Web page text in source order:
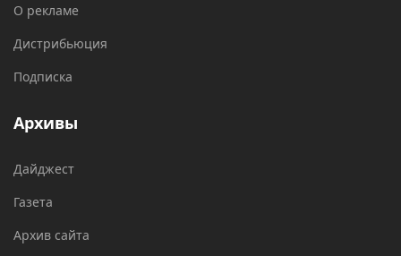
О рекламе
Дистрибьюция
Подписка
Архивы
Дайджест
Газета
Архив сайта